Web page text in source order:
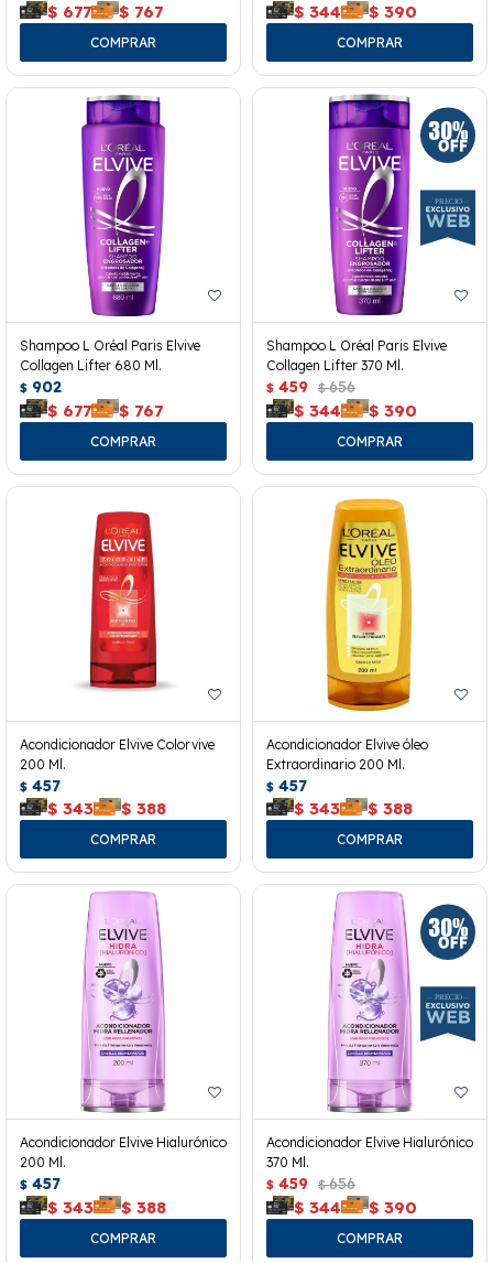
$ 677 $ 767 $ 344 $ 390
Shampoo L Oréal Paris Elvive
Collagen Lifter 680 Ml.
$ 902
$ 677 $ 767
Shampoo L Oréal Paris Elvive
Collagen Lifter 370 Ml.
$ 459 $ 656
$ 344 $ 390
Acondicionador Elvive Colorvive
200 Ml.
$ 457
$ 343 $ 388
Acondicionador Elvive óleo
Extraordinario 200 Ml.
$ 457
$ 343 $ 388
Acondicionador Elvive Hialurónico
200 Ml.
$ 457
$ 343 $ 388
Acondicionador Elvive Hialurónico
370 Ml.
$ 459 $ 656
$ 344 $ 390